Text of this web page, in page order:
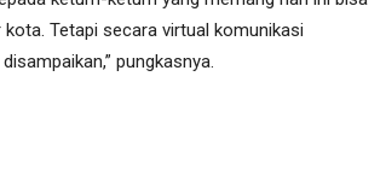
Tetapi secara virtual komunikasi
pungkasnya.